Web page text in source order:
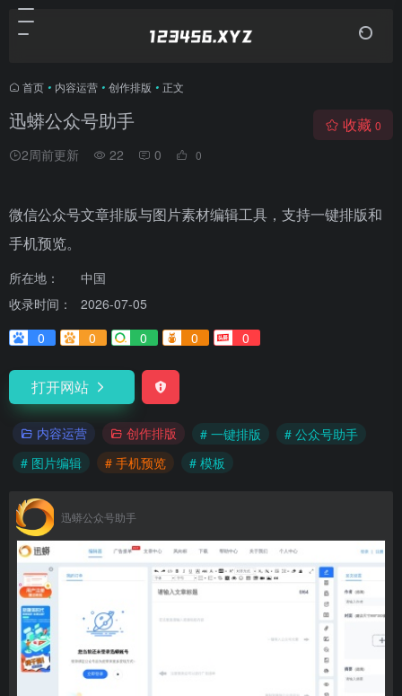
首页 • 内容运营 • 创作排版 • 正文
迅蟒公众号助手
2周前更新 22 0 0
收藏 0
微信公众号文章排版与图片素材编辑工具，支持一键排版和
手机预览。
所在地：
中国
收录时间：
2026-07-05
0
0 0 0 0
打开网站
内容运营 创作排版 # 一键排版
# 公众号助手
# 图片编辑
# 手机预览 # 模板
迅蟒公众号助手